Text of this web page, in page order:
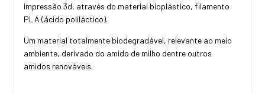
impressão 3d, através do material bioplástico, filamento
PLA (ácido poliláctico).
Um material totalmente biodegradável, relevante ao meio
ambiente, derivado do amido de milho dentre outros
amidos renováveis.